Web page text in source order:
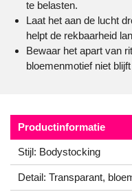
te belasten.
Laat het aan de lucht
helpt de rekbaarheid
Bewaar het apart van
bloemenmotief niet
Productinformatie
Stijl: Bodystocking
Detail: Transparant,